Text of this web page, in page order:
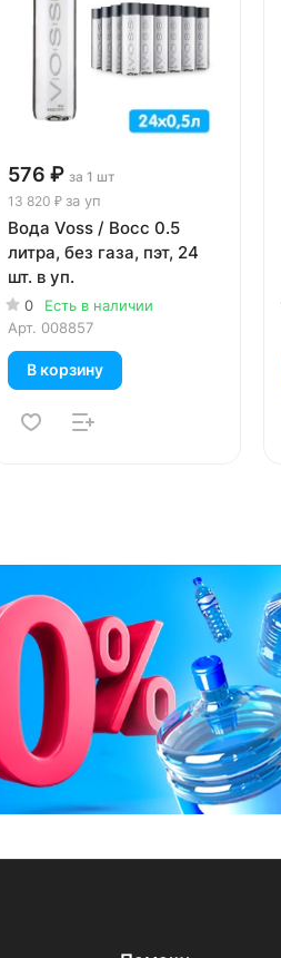
576 ₽ за 1 шт
13 820 ₽ за уп
Вода Voss / Восс 0.5
литра, без газа, пэт, 24
шт. в уп.
0
Есть в наличии
Арт. 008857
В корзину